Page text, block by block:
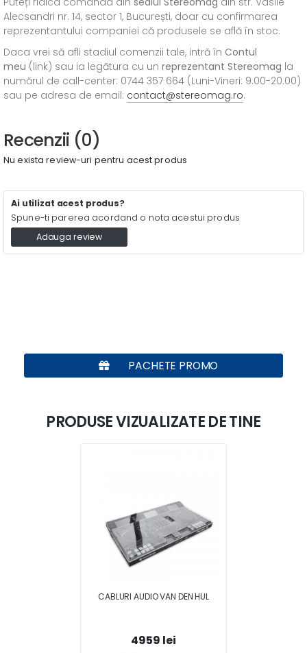
Alecsandri nr. 14, sector 1, București, doar cu confirmarea
reprezentantului companiei că produsele se află în stoc.
Daca vrei să afli stadiul comenzii tale, intră în Contul
meu (link) sau ia legătura cu un reprezentant Stereomag la
numărul de call-center: 0744 357 664 (Luni-Vineri: 9.00-20.00)
sau pe adresa de email: contact@stereomag.ro.
Recenzii (0)
Nu exista review-uri pentru acest produs
Ai utilizat acest produs?
Spune-ti parerea acordand o nota acestui produs
Adauga review
PACHETE PROMO
PRODUSE VIZUALIZATE DE TINE
CABLURI AUDIO VAN DEN HUL
4959 lei